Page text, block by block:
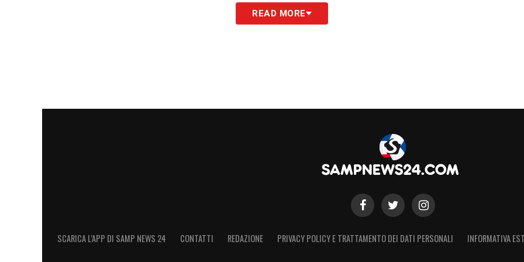
LA PLAYLIST DELLE NOSTRE TOP NEWS
READ MORE
SCARICA L’APP DI SAMP NEWS 24 CONTATTI REDAZIONE PRIVACY POLICY E TRATTAMENTO DEI DATI PERSONALI INFORMATIVA